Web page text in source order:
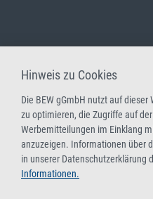
Hinweis zu Cookies
Die BEW gGmbH nutzt auf
zu optimieren, die Zugriffe auf
Werbemitteilungen im Einklang
anzuzeigen. Informationen über
in unserer Datenschutzerklärung
Informationen.